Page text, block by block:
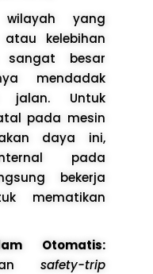
yang
atau kelebihan
besar
mendadak
Untuk
pada mesin
daya ini,
pada
bekerja
mematikan
Otomatis:
safety-trip